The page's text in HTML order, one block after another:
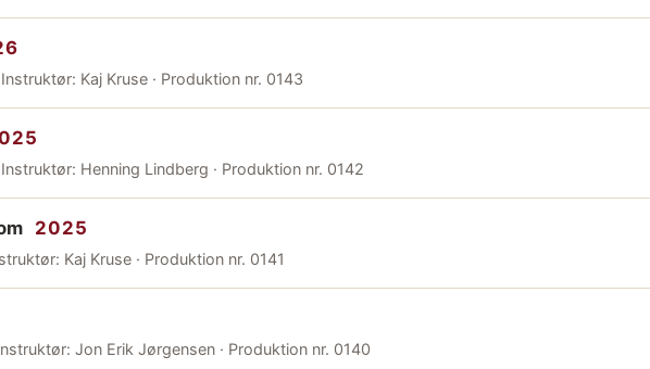
Kaj Kruse · Produktion nr. 0143
Henning Lindberg · Produktion nr. 0142
2025
Kaj Kruse · Produktion nr. 0141
Jon Erik Jørgensen · Produktion nr. 0140